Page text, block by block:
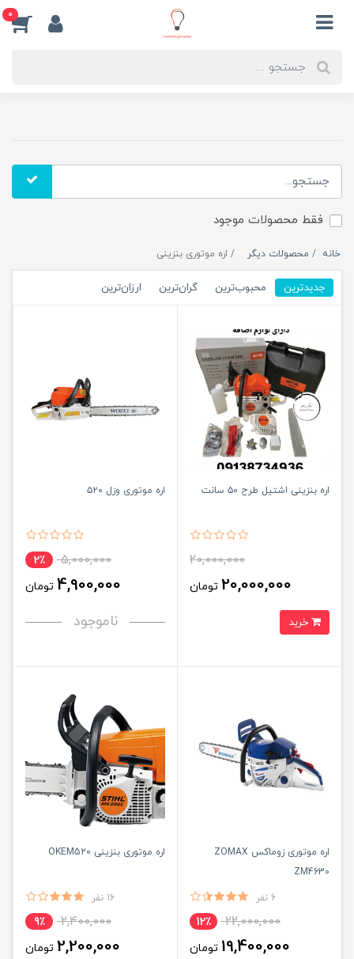
0
فقط محصولات موجود
خانه محصولات دیگر اره موتوری بنزینی
جدیدترین محبوب‌ترین گران‌ترین ارزان‌ترین
اره بنزینی اشتیل طرح ۵۰ سانت
20,000,000
20,000,000 تومان
اره موتوری وزل ۵۲۰
5,000,000 2٪
4,900,000 تومان
ناموجود
اره موتوری زوماکس ZOMAX
ZM4630
6 نفر
22,000,000 12٪
19,400,000 تومان
اره موتوری بنزینی OKEM520
16 نفر
2,400,000 9٪
2,200,000 تومان